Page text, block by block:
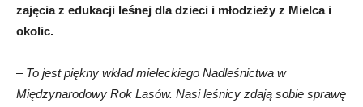
zajęcia z edukacji leśnej dla dzieci i młodzieży z Mielca i
okolic.
– To jest piękny wkład mieleckiego Nadleśnictwa w
Międzynarodowy Rok Lasów. Nasi leśnicy zdają sobie sprawę